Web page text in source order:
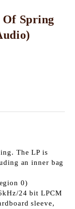
Spring
The LP is
an inner bag
0)
24 bit LPCM
sleeve,